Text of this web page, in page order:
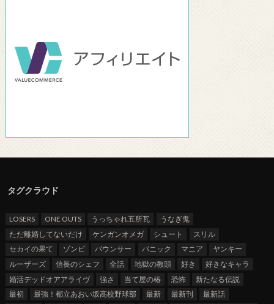
タグクラウド
LOSERS ONE OUTS うっちゃれ五所瓦
うなぎ鬼
ただ離婚してないだけ
ケンガンオメガ シュート
スリル
セカイの果て
ゾンビ バウンサー パニック マニア
ヤンキー
ルーザーズ
信長のシェフ 全話 地獄の教頭 好き
好きなキャラ
婚活デッドオアアライヴ
強さ 当て屋の椿 恐怖
新たなる伝説
最初
最強！都立あおい坂高校野球部 最新 最新刊
最新話